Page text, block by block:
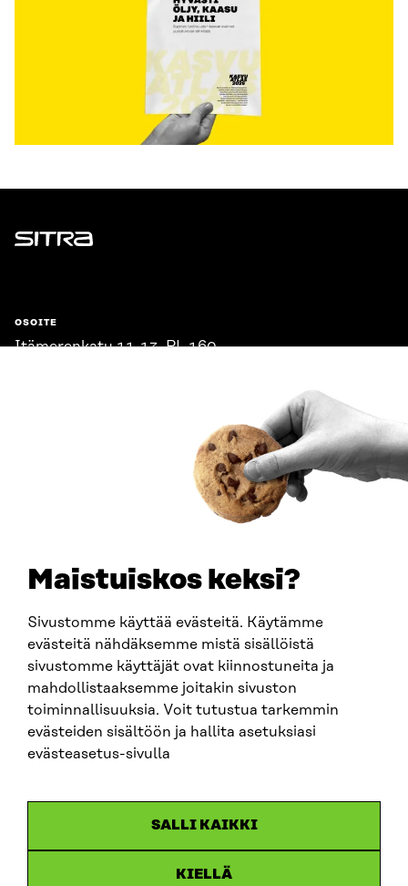
Maistuiskos keksi?
Sivustomme käyttää evästeitä. Käytämme
evästeitä nähdäksemme mistä sisällöistä
sivustomme käyttäjät ovat kiinnostuneita ja
mahdollistaaksemme joitakin sivuston
toiminnallisuuksia. Voit tutustua tarkemmin
evästeiden sisältöön ja hallita asetuksiasi
evästeasetus-sivulla
SALLI KAIKKI
KIELLÄ
Sitra
OSOITE
Itämerenkatu 11-13, PL 160,
SITRA SOSIAALISESSA MEDIASSA
LinkedIn
Instagram
YouTube